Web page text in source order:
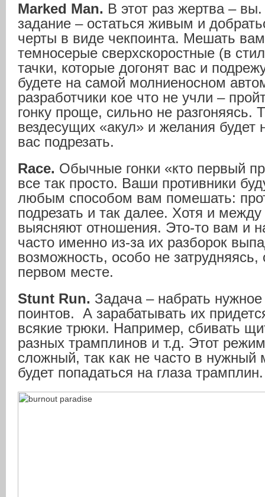
Marked Man. В этот раз жертва –
задание – остаться живым и
черты в виде чекпоинта. Мешать
темносерые сверхскоростные (в
тачки, которые догонят вас и
будете на самой молниеносном
разработчики кое что не учли –
гонку проще, сильно не разгоняясь.
вездесущих «акул» и желания
вас подрезать.
Race. Обычные гонки «кто первый
все так просто. Ваши противники
любым способом вам помешать:
подрезать и так далее. Хотя и
выясняют отношения. Это-то вам и
часто именно из-за их разборок
возможность, особо не затрудняясь,
первом месте.
Stunt Run. Задача – набрать нужное
поинтов. А зарабатывать их
всякие трюки. Например, сбивать
разных трамплинов и т.д. Этот
сложный, так как не часто в нужный
будет попадаться на глаза трамплин.